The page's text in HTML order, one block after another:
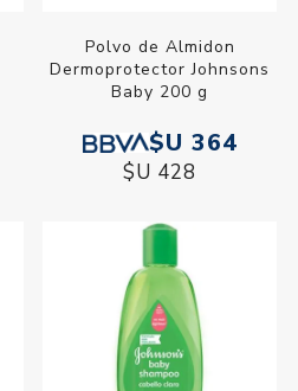
Polvo de Almidon
Dermoprotector Johnsons
Baby 200 g
$U 364
$U 428